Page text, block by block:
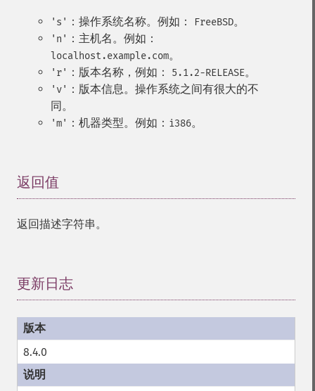
's' ：操作系统名称。例如： FreeBSD。
'n' ：主机名。例如：
localhost.example.com。
'r' ：版本名称，例如： 5.1.2-RELEASE。
'v' ：版本信息。操作系统之间有很大的不
同。
'm' ：机器类型。例如： i386。
返回值
返回描述字符串。
更新日志
8.4.0